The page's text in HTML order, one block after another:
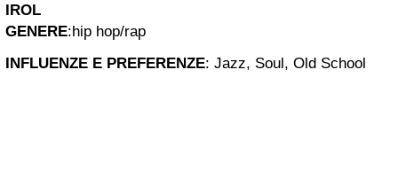
IROL
GENERE:hip hop/rap
INFLUENZE E PREFERENZE: Jazz, Soul, Old School